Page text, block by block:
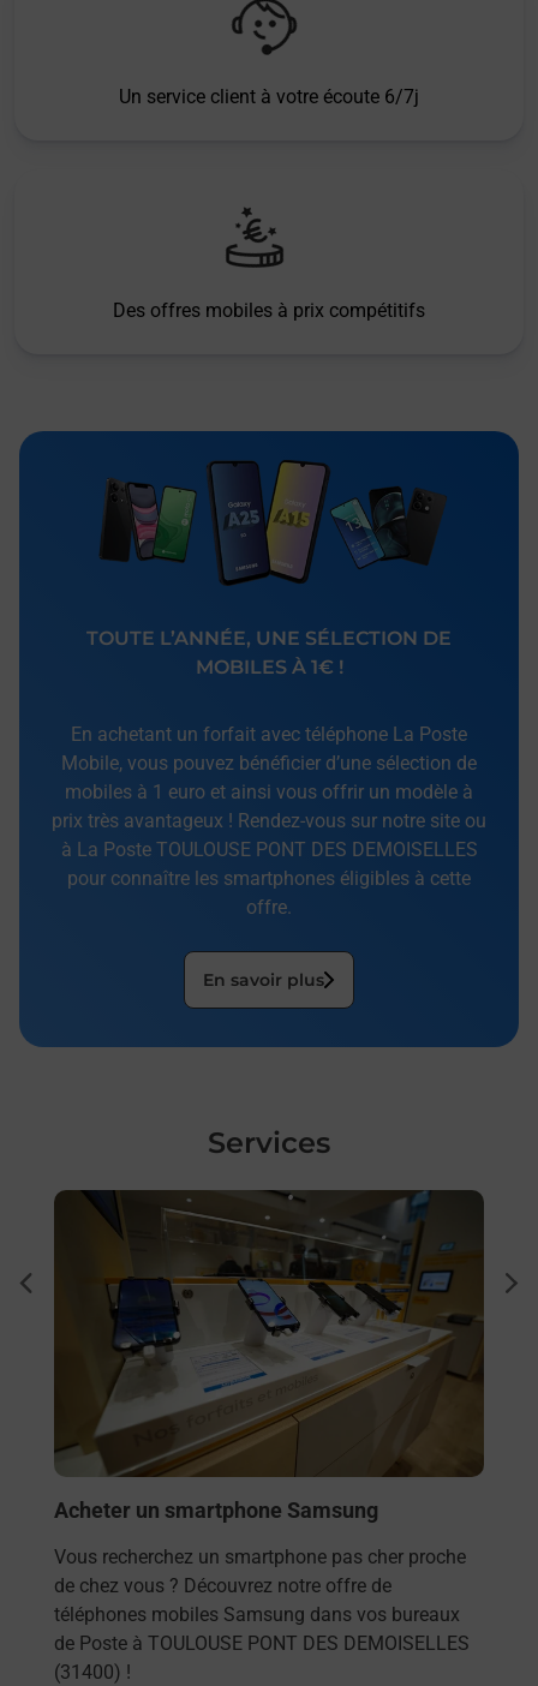
Un service client à votre écoute 6/7j
Des offres mobiles à prix compétitifs
TOUTE L’ANNÉE, UNE SÉLECTION DE
MOBILES À 1€ !
En achetant un forfait avec téléphone La Poste
Mobile, vous pouvez bénéficier d’une sélection de
mobiles à 1 euro et ainsi vous offrir un modèle à
prix très avantageux ! Rendez-vous sur notre site ou
à La Poste TOULOUSE PONT DES DEMOISELLES
pour connaître les smartphones éligibles à cette
offre.
En savoir plus
Services
En savoir plus
Acheter un smartphone Samsung
Vous recherchez un smartphone pas cher proche
de chez vous ? Découvrez notre offre de
téléphones mobiles Samsung dans vos bureaux
de Poste à TOULOUSE PONT DES DEMOISELLES
(31400) !